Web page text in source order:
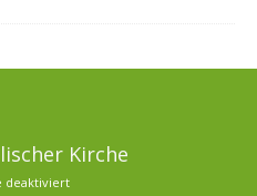
Kirche
deaktiviert